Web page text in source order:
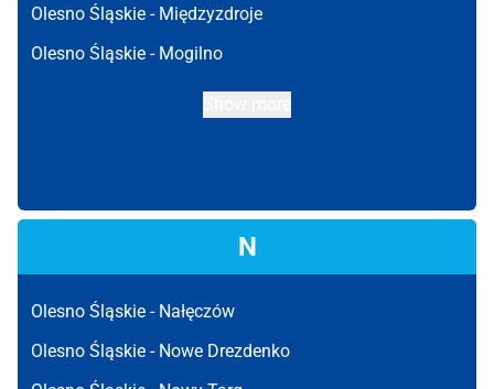
Olesno Śląskie - Międzyzdroje
Olesno Śląskie - Mogilno
N
Olesno Śląskie - Nałęczów
Olesno Śląskie - Nowe Drezdenko